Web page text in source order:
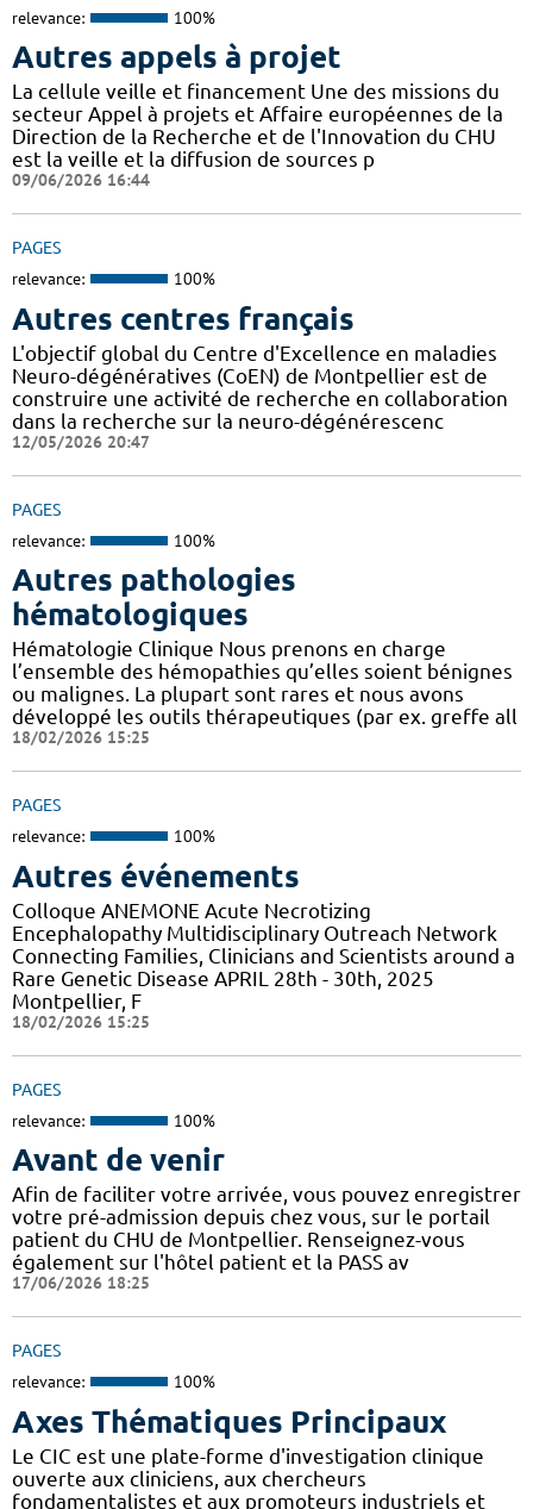
relevance: 100%
Autres appels à projet
La cellule veille et financement Une des missions du
secteur Appel à projets et Affaire européennes de la
Direction de la Recherche et de l'Innovation du CHU
est la veille et la diffusion de sources p
09/06/2026 16:44
PAGES
relevance: 100%
Autres centres français
L'objectif global du Centre d'Excellence en maladies
Neuro-dégénératives (CoEN) de Montpellier est de
construire une activité de recherche en collaboration
dans la recherche sur la neuro-dégénérescenc
12/05/2026 20:47
PAGES
relevance: 100%
Autres pathologies
hématologiques
Hématologie Clinique Nous prenons en charge
l’ensemble des hémopathies qu’elles soient bénignes
ou malignes. La plupart sont rares et nous avons
développé les outils thérapeutiques (par ex. greffe all
18/02/2026 15:25
PAGES
relevance: 100%
Autres événements
Colloque ANEMONE Acute Necrotizing
Encephalopathy Multidisciplinary Outreach Network
Connecting Families, Clinicians and Scientists around a
Rare Genetic Disease APRIL 28th - 30th, 2025
Montpellier, F
18/02/2026 15:25
PAGES
relevance: 100%
Avant de venir
Afin de faciliter votre arrivée, vous pouvez enregistrer
votre pré-admission depuis chez vous, sur le portail
patient du CHU de Montpellier. Renseignez-vous
également sur l'hôtel patient et la PASS av
17/06/2026 18:25
PAGES
relevance: 100%
Axes Thématiques Principaux
Le CIC est une plate-forme d'investigation clinique
ouverte aux cliniciens, aux chercheurs
fondamentalistes et aux promoteurs industriels et